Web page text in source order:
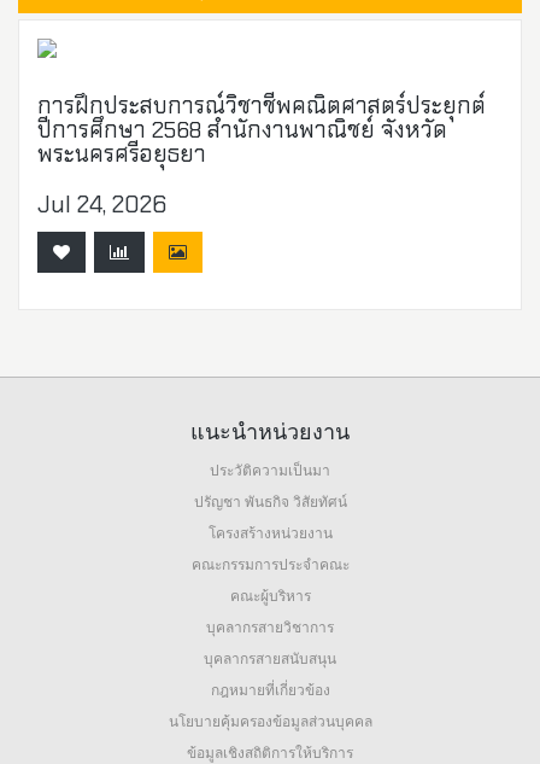
การฝึกประสบการณ์วิชาชีพคณิตศาสตร์ประยุกต์
ปีการศึกษา 2568 สำนักงานพาณิชย์ จังหวัด
พระนครศรีอยุธยา
Jul 24, 2026
แนะนำหน่วยงาน
ประวัติความเป็นมา
ปรัญชา พันธกิจ วิสัยทัศน์
โครงสร้างหน่วยงาน
คณะกรรมการประจำคณะ
คณะผู้บริหาร
บุคลากรสายวิชาการ
บุคลากรสายสนับสนุน
กฎหมายที่เกี่ยวข้อง
นโยบายคุ้มครองข้อมูลส่วนบุคคล
ข้อมูลเชิงสถิติการให้บริการ